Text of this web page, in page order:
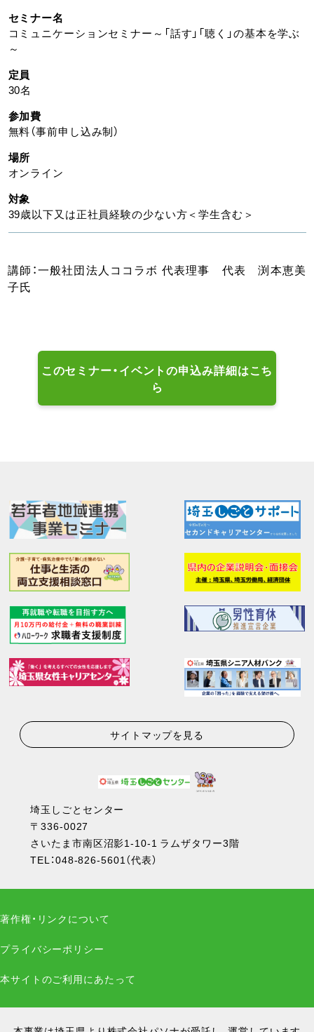
セミナー名
コミュニケーションセミナー～「話す」「聴く」の基本を学ぶ
～
定員
30名
参加費
無料（事前申し込み制）
場所
オンライン
対象
39歳以下又は正社員経験の少ない方＜学生含む＞
講師：一般社団法人ココラボ 代表理事 代表 渕本恵美
子氏
このセミナー・イベントの申込み詳細はこち
ら
サイトマップを見る
埼玉しごとセンター
〒336-0027
さいたま市南区沼影1-10-1 ラムザタワー3階
TEL：048-826-5601（代表）
著作権・リンクについて
プライバシーポリシー
本サイトのご利用にあたって